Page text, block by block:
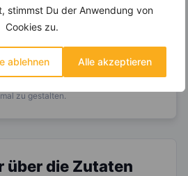
stimmst Du der Anwendung von
Cookies zu.
ablehnen Alle akzeptieren
mehr?
zu gestalten.
über die Zutaten